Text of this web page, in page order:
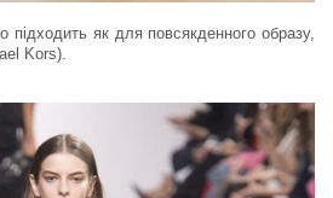
підходить як для повсякденного образу,
Kors).